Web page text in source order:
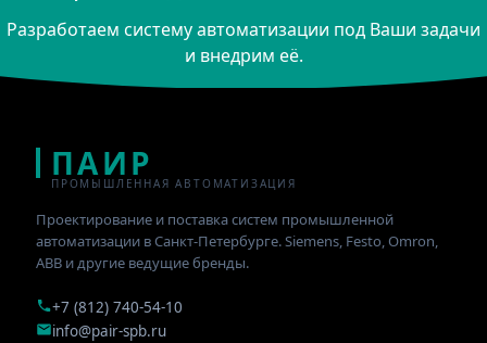
Разработаем систему автоматизации под Ваши задачи
и внедрим её.
ПАИР
ПРОМЫШЛЕННАЯ АВТОМАТИЗАЦИЯ
Проектирование и поставка систем промышленной
автоматизации в Санкт-Петербурге. Siemens, Festo, Omron,
ABB и другие ведущие бренды.
+7 (812) 740-54-10
info@pair-spb.ru